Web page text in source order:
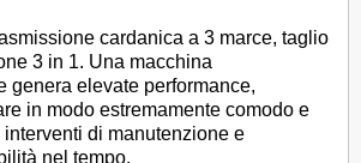
cardanica a 3 marce, taglio
3 in 1. Una macchina
genera elevate performance,
in modo estremamente comodo e
di manutenzione e
nel tempo.